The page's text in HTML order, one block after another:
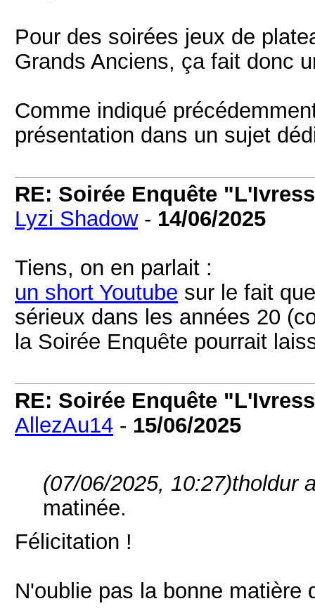
Pour des soirées jeux de
Grands Anciens, ça fait donc
Comme indiqué
présentation dans un sujet
RE: Soirée Enquête
Lyzi Shadow- 14/06/2025
Tiens, on en parlait :
un short Youtube sur le fait
sérieux dans les années 20
la Soirée Enquête pourrait
RE: Soirée Enquête
AllezAu14 - 15/06/2025
(07/06/2025, 10:27)tholdur
matinée.
Félicitation !
N'oublie pas la bonne matière